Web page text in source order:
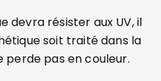
devra résister aux UV, il
soit traité dans la
perde pas en couleur.